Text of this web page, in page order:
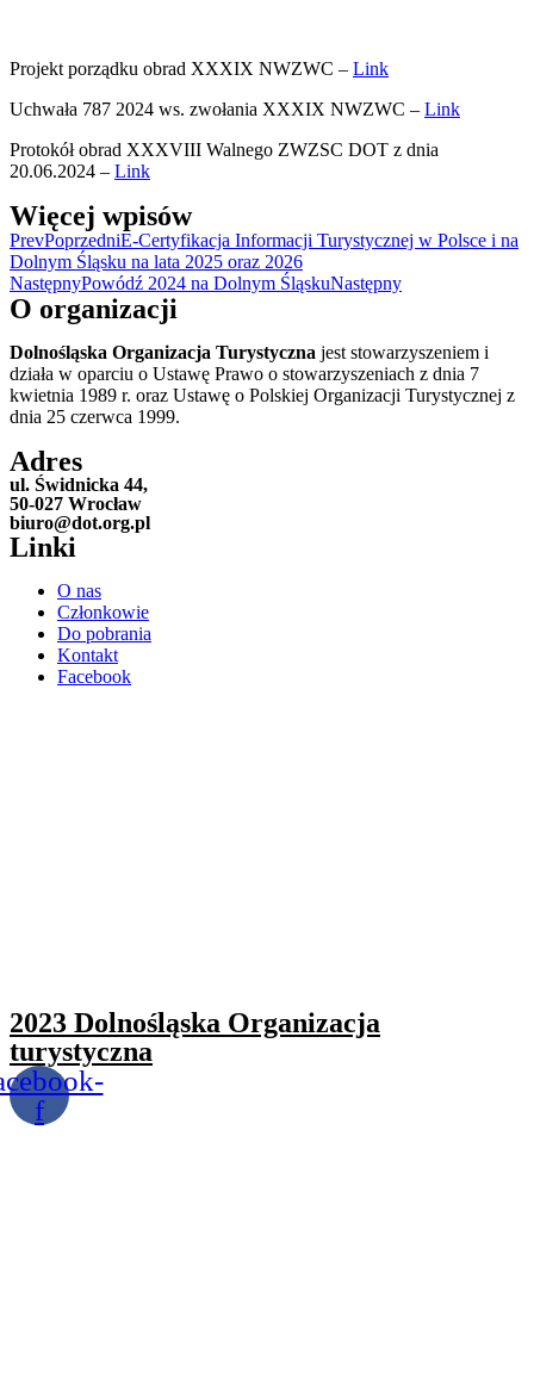
Projekt porządku obrad XXXIX NWZWC – Link
Uchwała 787 2024 ws. zwołania XXXIX NWZWC – Link
Protokół obrad XXXVIII Walnego ZWZSC DOT z dnia
20.06.2024 – Link
Więcej wpisów
PrevPoprzedniE-Certyfikacja Informacji Turystycznej w Polsce i na
Dolnym Śląsku na lata 2025 oraz 2026
NastępnyPowódź 2024 na Dolnym ŚląskuNastępny
O organizacji
Dolnośląska Organizacja Turystyczna jest stowarzyszeniem i
działa w oparciu o Ustawę Prawo o stowarzyszeniach z dnia 7
kwietnia 1989 r. oraz Ustawę o Polskiej Organizacji Turystycznej z
dnia 25 czerwca 1999.
Adres
ul. Świdnicka 44,
50-027 Wrocław
biuro@dot.org.pl
Linki
O nas
Członkowie
Do pobrania
Kontakt
Facebook
2023 Dolnośląska Organizacja
turystyczna
f